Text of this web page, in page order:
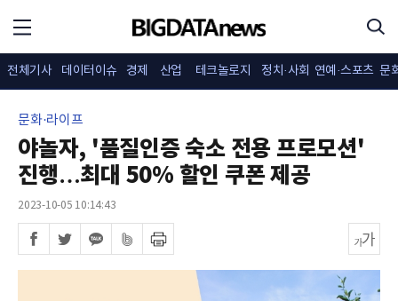
전체기사 데이터이슈 경제 산업 테크놀로지 정치·사회 연예·스포츠 문
문화·라이프
야놀자, '품질인증 숙소 전용 프로모션'
진행…최대 50% 할인 쿠폰 제공
2023-10-05 10:14:43